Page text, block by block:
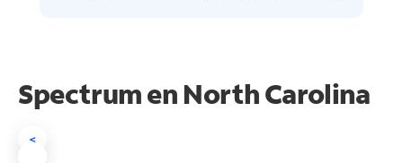
Spectrum en North Carolina
<